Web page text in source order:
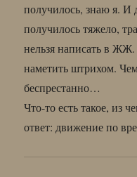
получилось, знаю я. И
получилось тяжело,
нельзя написать в
наметить штрихом.
беспрестанно…
Что-то есть такое, из
ответ: движение по